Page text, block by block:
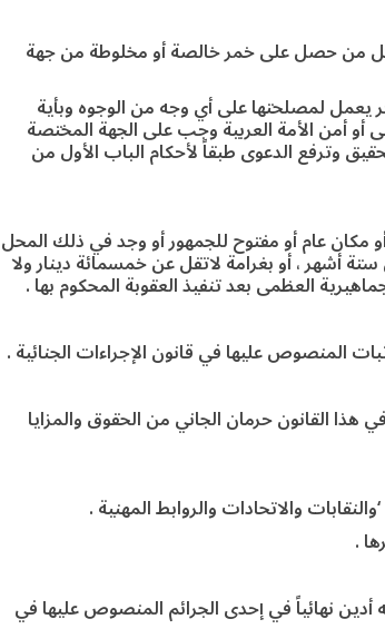
كل من حصل على خمر خالصة أو مخلوطة من جهة
يعمل لمصلحتها على أي وجه من الوجوه وبأية
أو أمن الأمة العربية وجب على الجهة المختصة
وترفع الدعوى طبقاً لأحكام الباب الأول من
عام أو مفتوح للجمهور أو وجد في ذلك المحل
أشهر ، أو بغرامة لاتقل عن خمسمائة دينار ولا
العظمى بعد تنفيذ العقوبة المحكوم بها .
المنصوص عليها في قانون الإجراءات الجنائية .
القانون حرمان الجاني من الحقوق والمزايا
أدين نهائياً في إحدى الجرائم المنصوص عليها في